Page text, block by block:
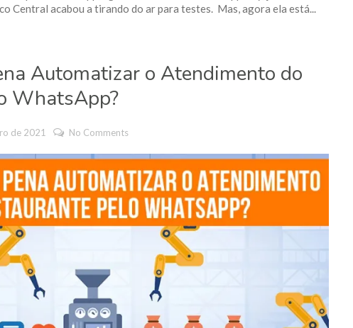
Central acabou a tirando do ar para testes. Mas, agora ela está...
Automatizar o Atendimento do
WhatsApp?
de 2021 No Comments